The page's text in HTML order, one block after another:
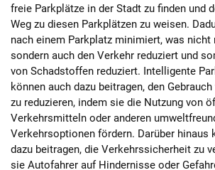
freie Parkplätze in der Stadt zu finden und
Weg zu diesen Parkplätzen zu weisen.
nach einem Parkplatz minimiert, was nicht
sondern auch den Verkehr reduziert und
von Schadstoffen reduziert. Intelligente
können auch dazu beitragen, den
zu reduzieren, indem sie die Nutzung von
Verkehrsmitteln oder anderen
Verkehrsoptionen fördern. Darüber hinaus
dazu beitragen, die Verkehrssicherheit zu
sie Autofahrer auf Hindernisse oder